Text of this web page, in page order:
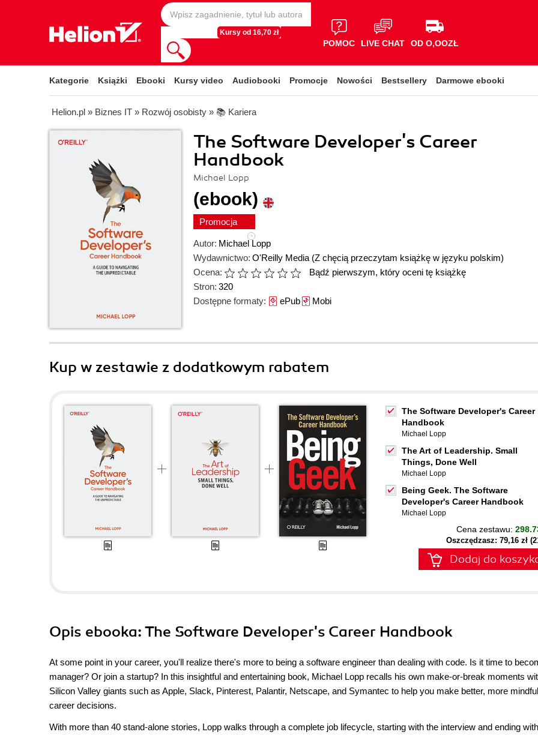
Kursy od 16,70 zł
POMOC LIVE CHAT OD O,OOZŁ
Kategorie Książki Ebooki Kursy video Audiobooki Promocje Nowości Bestsellery Darmowe ebooki
Helion.pl » Biznes IT » Rozwój osobisty » 📚 Kariera
The Software Developer's Career
Handbook
Michael Lopp
(ebook)
Promocja
Autor: Michael Lopp
Wydawnictwo: O'Reilly Media (Z chęcią przeczytam książkę w języku polskim)
Ocena:
Bądź pierwszym, który oceni tę książkę
Stron: 320
Dostępne formaty: ePubMobi
Kup w zestawie z dodatkowym rabatem
The Software Developer's Career
Handbook
Michael Lopp
The Art of Leadership. Small
Things, Done Well
Michael Lopp
Being Geek. The Software
Developer's Career Handbook
Michael Lopp
Cena zestawu:
Oszczędzasz: 79,16 zł
Dodaj do
Opis ebooka: The Software Developer's Career Handbook
At some point in your career, you'll realize there's more to being a software engineer than dealing with code. Is it time to
manager? Or join a startup? In this insightful and entertaining book, Michael Lopp recalls his own make-or-break moments
Silicon Valley giants such as Apple, Slack, Pinterest, Palantir, Netscape, and Symantec to help you make better, more mindful
career decisions.
With more than 40 stand-alone stories, Lopp walks through a complete job lifecycle, starting with the interview and ending